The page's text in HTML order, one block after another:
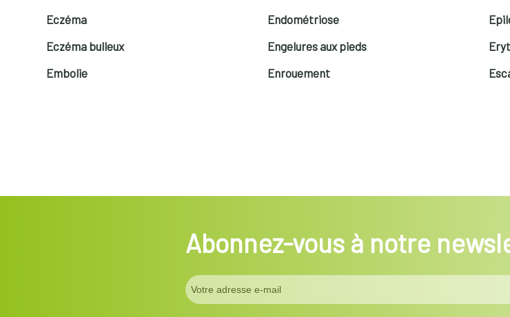
Eczéma
Eczéma bulleux
Embolie
Endométriose
Engelures aux pieds
Enrouement
Abonnez-vous à notre